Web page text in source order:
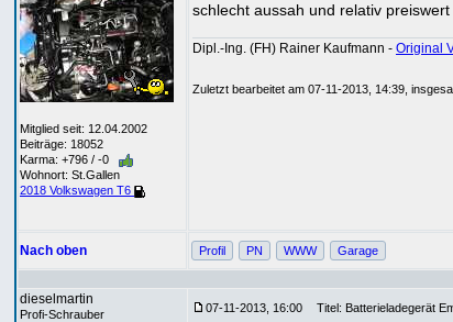
Mitglied seit: 12.04.2002
Beiträge: 18052
Karma: +796 / -0
Wohnort: St.Gallen
2018 Volkswagen T6
schlecht aussah und relativ preiswert
Dipl.-Ing. (FH) Rainer Kaufmann - Original
Zuletzt bearbeitet am 07-11-2013, 14:39,
Nach oben Profil PN WWW Garage
dieselmartin
Profi-Schrauber 07-11-2013, 16:00 Titel: Batterieladegerät